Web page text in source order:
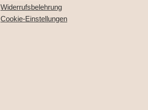
Widerrufsbelehrung
Cookie-Einstellungen